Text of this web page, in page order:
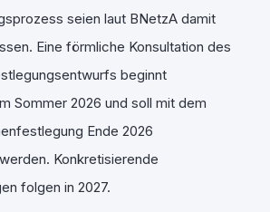
seien laut BNetzA damit
Eine förmliche Konsultation des
beginnt
Sommer 2026 und soll mit dem
Ende 2026
Konkretisierende
folgen in 2027.